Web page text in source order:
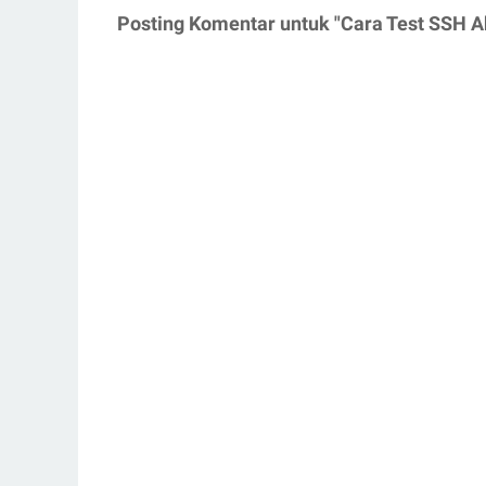
Posting Komentar untuk "Cara Test SSH